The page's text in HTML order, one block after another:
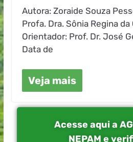
Autora: Zoraide Souza
Profa. Dra. Sônia Regina da
Orientador: Prof. Dr. José
Data de
Veja mais
Acesse aqui a
NEPAM e